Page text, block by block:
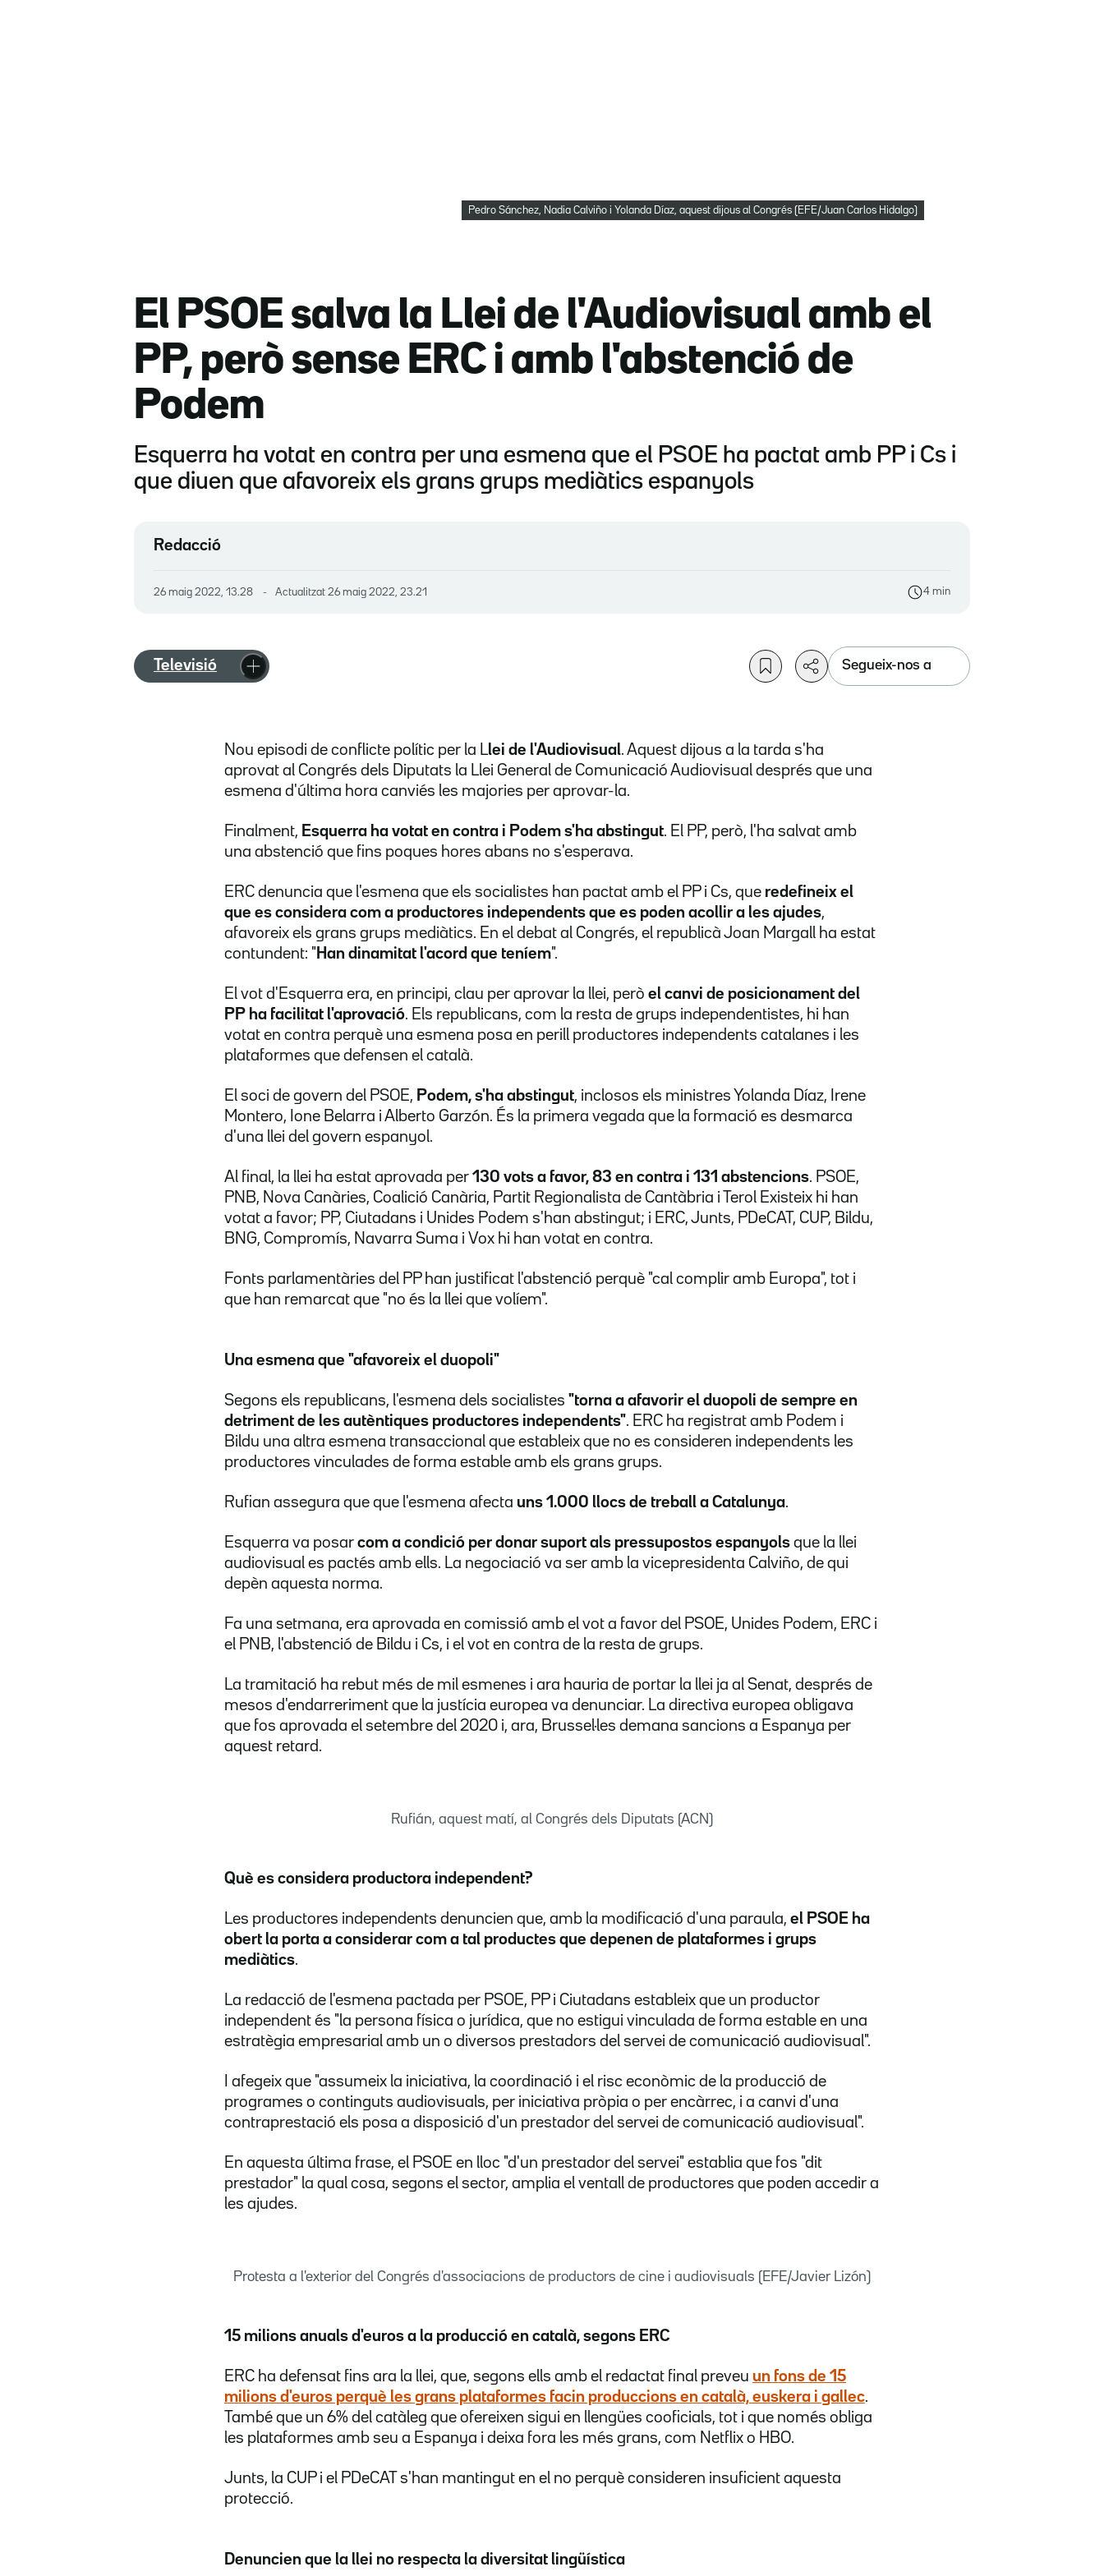
Pedro Sánchez, Nadia Calviño i Yolanda Díaz, aquest dijous al Congrés (EFE/Juan Carlos Hidalgo)
El PSOE salva la Llei de l'Audiovisual amb el
PP, però sense ERC i amb l'abstenció de
Podem
Esquerra ha votat en contra per una esmena que el PSOE ha pactat amb PP i Cs i
que diuen que afavoreix els grans grups mediàtics espanyols
Redacció
26 maig 2022, 13.28 Actualitzat 26 maig 2022, 23.21 4 min
Televisió Segueix-nos a
Nou episodi de conflicte polític per la Llei de l'Audiovisual. Aquest dijous a la tarda s'ha
aprovat al Congrés dels Diputats la Llei General de Comunicació Audiovisual després que una
esmena d'última hora canviés les majories per aprovar-la.
Finalment, Esquerra ha votat en contra i Podem s'ha abstingut. El PP, però, l'ha salvat amb
una abstenció que fins poques hores abans no s'esperava.
ERC denuncia que l'esmena que els socialistes han pactat amb el PP i Cs, que redefineix el
que es considera com a productores independents que es poden acollir a les ajudes,
afavoreix els grans grups mediàtics. En el debat al Congrés, el republicà Joan Margall ha estat
contundent: " Han dinamitat l'acord que teníem".
El vot d'Esquerra era, en principi, clau per aprovar la llei, però el canvi de posicionament del
PP ha facilitat l'aprovació. Els republicans, com la resta de grups independentistes, hi han
votat en contra perquè una esmena posa en perill productores independents catalanes i les
plataformes que defensen el català.
El soci de govern del PSOE, Podem, s'ha abstingut, inclosos els ministres Yolanda Díaz, Irene
Montero, Ione Belarra i Alberto Garzón. És la primera vegada que la formació es desmarca
d'una llei del govern espanyol.
Al final, la llei ha estat aprovada per 130 vots a favor, 83 en contra i 131 abstencions. PSOE,
PNB, Nova Canàries, Coalició Canària, Partit Regionalista de Cantàbria i Terol Existeix hi han
votat a favor; PP, Ciutadans i Unides Podem s'han abstingut; i ERC, Junts, PDeCAT, CUP, Bildu,
BNG, Compromís, Navarra Suma i Vox hi han votat en contra.
Fonts parlamentàries del PP han justificat l'abstenció perquè "cal complir amb Europa", tot i
que han remarcat que "no és la llei que volíem".
Una esmena que "afavoreix el duopoli"
Segons els republicans, l'esmena dels socialistes "torna a afavorir el duopoli de sempre en
detriment de les autèntiques productores independents". ERC ha registrat amb Podem i
Bildu una altra esmena transaccional que estableix que no es consideren independents les
productores vinculades de forma estable amb els grans grups.
Rufian assegura que que l'esmena afecta uns 1.000 llocs de treball a Catalunya.
Esquerra va posar com a condició per donar suport als pressupostos espanyols que la llei
audiovisual es pactés amb ells. La negociació va ser amb la vicepresidenta Calviño, de qui
depèn aquesta norma.
Fa una setmana, era aprovada en comissió amb el vot a favor del PSOE, Unides Podem, ERC i
el PNB, l'abstenció de Bildu i Cs, i el vot en contra de la resta de grups.
La tramitació ha rebut més de mil esmenes i ara hauria de portar la llei ja al Senat, després de
mesos d'endarreriment que la justícia europea va denunciar. La directiva europea obligava
que fos aprovada el setembre del 2020 i, ara, Brussel·les demana sancions a Espanya per
aquest retard.
Rufián, aquest matí, al Congrés dels Diputats (ACN)
Què es considera productora independent?
Les productores independents denuncien que, amb la modificació d'una paraula, el PSOE ha
obert la porta a considerar com a tal productes que depenen de plataformes i grups
mediàtics.
La redacció de l'esmena pactada per PSOE, PP i Ciutadans estableix que un productor
independent és "la persona física o jurídica, que no estigui vinculada de forma estable en una
estratègia empresarial amb un o diversos prestadors del servei de comunicació audiovisual".
I afegeix que "assumeix la iniciativa, la coordinació i el risc econòmic de la producció de
programes o continguts audiovisuals, per iniciativa pròpia o per encàrrec, i a canvi d'una
contraprestació els posa a disposició d'un prestador del servei de comunicació audiovisual".
En aquesta última frase, el PSOE en lloc "d'un prestador del servei" establia que fos "dit
prestador" la qual cosa, segons el sector, amplia el ventall de productores que poden accedir a
les ajudes.
Protesta a l'exterior del Congrés d'associacions de productors de cine i audiovisuals (EFE/Javier Lizón)
15 milions anuals d'euros a la producció en català, segons ERC
ERC ha defensat fins ara la llei, que, segons ells amb el redactat final preveu un fons de 15
milions d'euros perquè les grans plataformes facin produccions en català, euskera i gallec.
També que un 6% del catàleg que ofereixen sigui en llengües cooficials, tot i que només obliga
les plataformes amb seu a Espanya i deixa fora les més grans, com Netflix o HBO.
Junts, la CUP i el PDeCAT s'han mantingut en el no perquè consideren insuficient aquesta
protecció.
Denuncien que la llei no respecta la diversitat lingüística